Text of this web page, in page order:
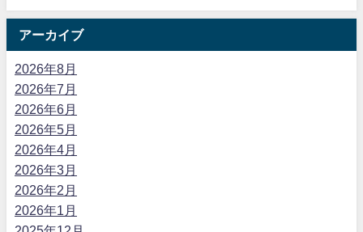
アーカイブ
2026年8月
2026年7月
2026年6月
2026年5月
2026年4月
2026年3月
2026年2月
2026年1月